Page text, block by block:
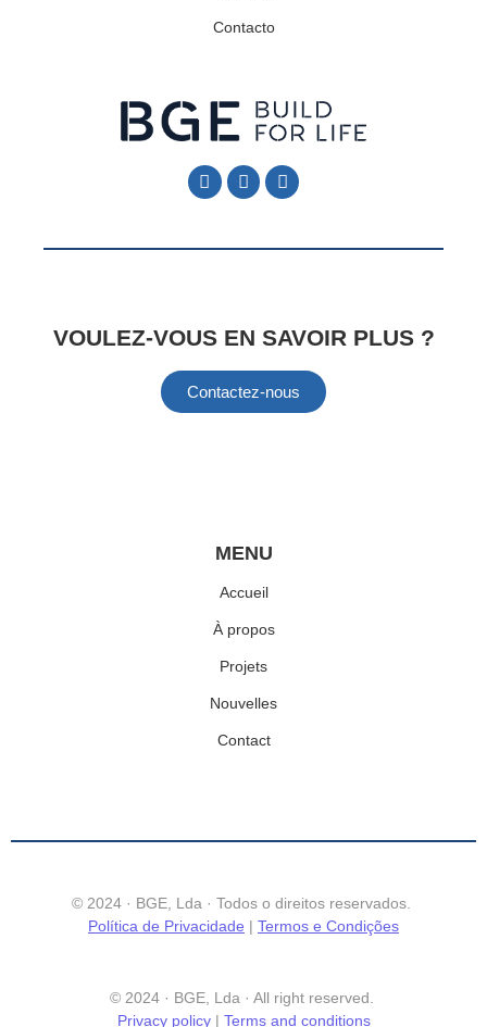
Contacto
VOULEZ-VOUS EN SAVOIR PLUS ?
Contactez-nous
MENU
Accueil
À propos
Projets
Nouvelles
Contact
© 2024 · BGE, Lda · Todos o direitos reservados.
Política de Privacidade | Termos e Condições
© 2024 · BGE, Lda · All right reserved.
Privacy policy| Terms and conditions